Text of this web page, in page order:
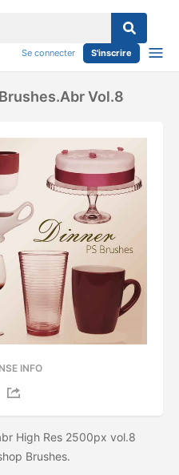
Se connecter S'inscrire
Vol.8
INFO
High Res 2500px vol.8
Brushes.